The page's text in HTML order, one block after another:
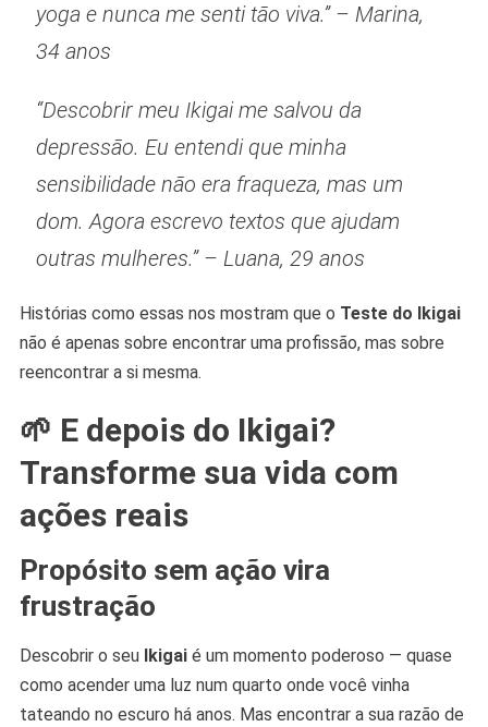
yoga e nunca me senti tão viva.” – Marina,
34 anos
“Descobrir meu Ikigai me salvou da
depressão. Eu entendi que minha
sensibilidade não era fraqueza, mas um
dom. Agora escrevo textos que ajudam
outras mulheres.” – Luana, 29 anos
Histórias como essas nos mostram que o Teste do Ikigai
não é apenas sobre encontrar uma profissão, mas sobre
reencontrar a si mesma.
🌱 E depois do Ikigai?
Transforme sua vida com
ações reais
Propósito sem ação vira
frustração
Descobrir o seu Ikigaié um momento poderoso — quase
como acender uma luz num quarto onde você vinha
tateando no escuro há anos. Mas encontrar a sua razão de